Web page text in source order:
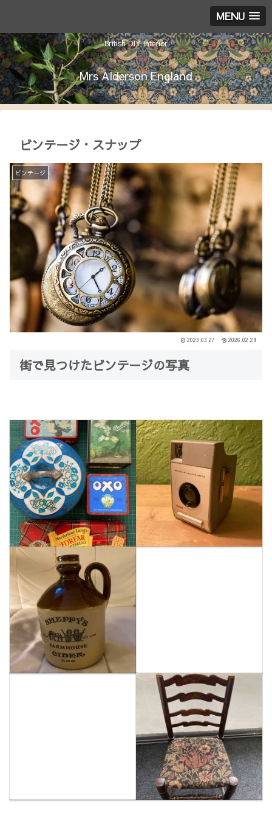
MENU
British DIY Interior
Mrs Alderson England
ビンテージ・スナップ
ビンテージ
2023.03.27 2026.02.24
街で見つけたビンテージの写真